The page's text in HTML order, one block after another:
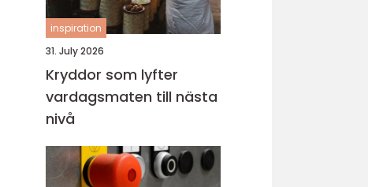
inspiration
31. July 2026
Kryddor som lyfter
vardagsmaten till nästa
nivå